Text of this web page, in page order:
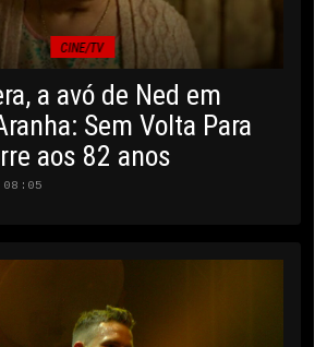
CINE/TV
a avó de Ned em
Sem Volta Para
aos 82 anos